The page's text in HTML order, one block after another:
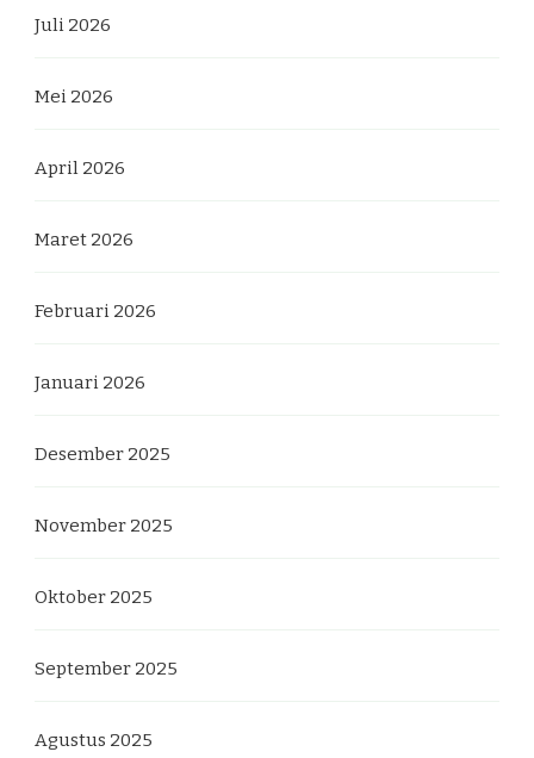
Juli 2026
Mei 2026
April 2026
Maret 2026
Februari 2026
Januari 2026
Desember 2025
November 2025
Oktober 2025
September 2025
Agustus 2025